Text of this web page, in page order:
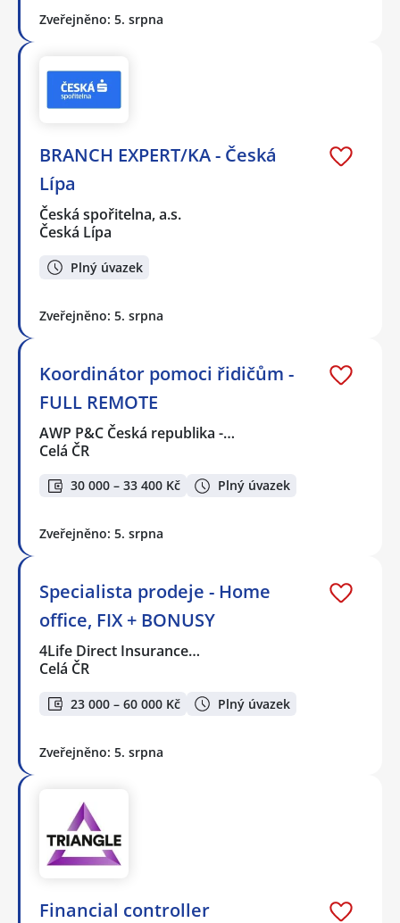
Zveřejněno: 5. srpna
BRANCH EXPERT/KA - Česká
Lípa
Česká spořitelna, a.s.
Česká Lípa
Plný úvazek
Zveřejněno: 5. srpna
Koordinátor pomoci řidičům -
FULL REMOTE
AWP P&C Česká republika -…
Celá ČR
30 000 – 33 400 Kč Plný úvazek
Zveřejněno: 5. srpna
Specialista prodeje - Home
office, FIX + BONUSY
4Life Direct Insurance…
Celá ČR
23 000 – 60 000 Kč Plný úvazek
Zveřejněno: 5. srpna
Financial controller